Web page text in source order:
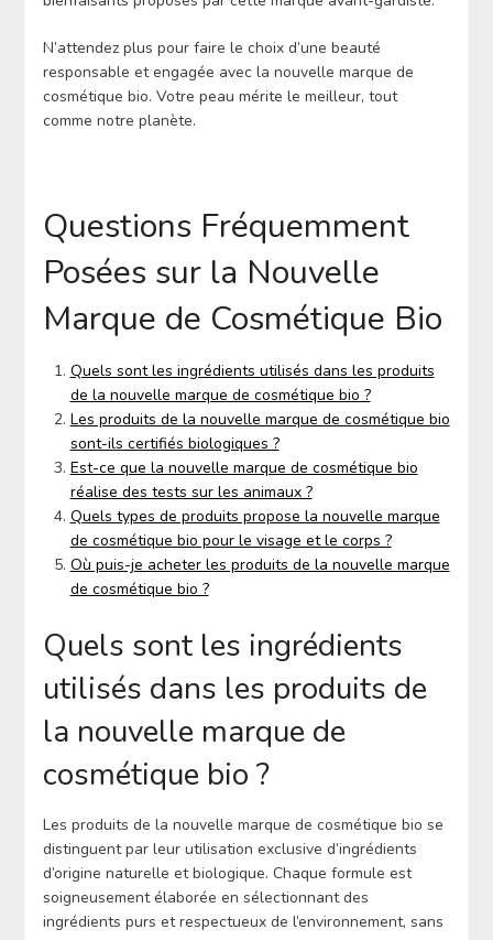
N’attendez plus pour faire le choix d’une beauté
responsable et engagée avec la nouvelle marque de
cosmétique bio. Votre peau mérite le meilleur, tout
comme notre planète.
Questions Fréquemment
Posées sur la Nouvelle
Marque de Cosmétique Bio
Quels sont les ingrédients utilisés dans les produits
de la nouvelle marque de cosmétique bio ?
Les produits de la nouvelle marque de cosmétique bio
sont-ils certifiés biologiques ?
Est-ce que la nouvelle marque de cosmétique bio
réalise des tests sur les animaux ?
Quels types de produits propose la nouvelle marque
de cosmétique bio pour le visage et le corps ?
Où puis-je acheter les produits de la nouvelle marque
de cosmétique bio ?
Quels sont les ingrédients
utilisés dans les produits de
la nouvelle marque de
cosmétique bio ?
Les produits de la nouvelle marque de cosmétique bio se
distinguent par leur utilisation exclusive d’ingrédients
d’origine naturelle et biologique. Chaque formule est
soigneusement élaborée en sélectionnant des
ingrédients purs et respectueux de l’environnement, sans